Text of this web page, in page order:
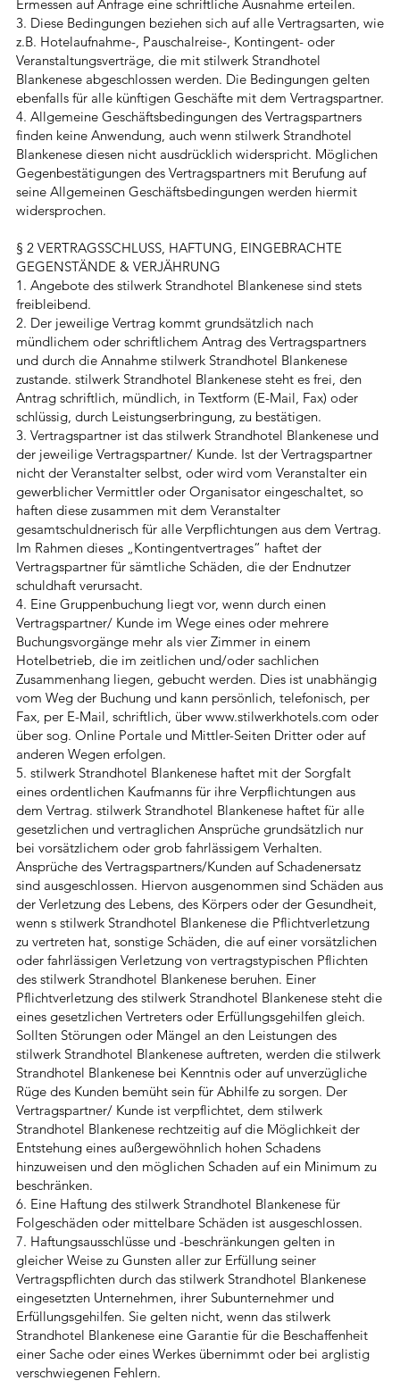
Ermessen auf Anfrage eine schriftliche Ausnahme erteilen.
3. Diese Bedingungen beziehen sich auf alle Vertragsarten, wie
z.B. Hotelaufnahme-, Pauschalreise-, Kontingent- oder
Veranstaltungsverträge, die mit stilwerk Strandhotel
Blankenese abgeschlossen werden. Die Bedingungen gelten
ebenfalls für alle künftigen Geschäfte mit dem Vertragspartner.
4. Allgemeine Geschäftsbedingungen des Vertragspartners
finden keine Anwendung, auch wenn stilwerk Strandhotel
Blankenese diesen nicht ausdrücklich widerspricht. Möglichen
Gegenbestätigungen des Vertragspartners mit Berufung auf
seine Allgemeinen Geschäftsbedingungen werden hiermit
widersprochen.
§ 2 VERTRAGSSCHLUSS, HAFTUNG, EINGEBRACHTE
GEGENSTÄNDE & VERJÄHRUNG
1. Angebote des stilwerk Strandhotel Blankenese sind stets
freibleibend.
2. Der jeweilige Vertrag kommt grundsätzlich nach
mündlichem oder schriftlichem Antrag des Vertragspartners
und durch die Annahme stilwerk Strandhotel Blankenese
zustande. stilwerk Strandhotel Blankenese steht es frei, den
Antrag schriftlich, mündlich, in Textform (E-Mail, Fax) oder
schlüssig, durch Leistungserbringung, zu bestätigen.
3. Vertragspartner ist das stilwerk Strandhotel Blankenese und
der jeweilige Vertragspartner/ Kunde. Ist der Vertragspartner
nicht der Veranstalter selbst, oder wird vom Veranstalter ein
gewerblicher Vermittler oder Organisator eingeschaltet, so
haften diese zusammen mit dem Veranstalter
gesamtschuldnerisch für alle Verpflichtungen aus dem Vertrag.
Im Rahmen dieses „Kontingentvertrages“ haftet der
Vertragspartner für sämtliche Schäden, die der Endnutzer
schuldhaft verursacht.
4. Eine Gruppenbuchung liegt vor, wenn durch einen
Vertragspartner/ Kunde im Wege eines oder mehrere
Buchungsvorgänge mehr als vier Zimmer in einem
Hotelbetrieb, die im zeitlichen und/oder sachlichen
Zusammenhang liegen, gebucht werden. Dies ist unabhängig
vom Weg der Buchung und kann persönlich, telefonisch, per
Fax, per E-Mail, schriftlich, über www.stilwerkhotels.com oder
über sog. Online Portale und Mittler-Seiten Dritter oder auf
anderen Wegen erfolgen.
5. stilwerk Strandhotel Blankenese haftet mit der Sorgfalt
eines ordentlichen Kaufmanns für ihre Verpflichtungen aus
dem Vertrag. stilwerk Strandhotel Blankenese haftet für alle
gesetzlichen und vertraglichen Ansprüche grundsätzlich nur
bei vorsätzlichem oder grob fahrlässigem Verhalten.
Ansprüche des Vertragspartners/Kunden auf Schadenersatz
sind ausgeschlossen. Hiervon ausgenommen sind Schäden aus
der Verletzung des Lebens, des Körpers oder der Gesundheit,
wenn s stilwerk Strandhotel Blankenese die Pflichtverletzung
zu vertreten hat, sonstige Schäden, die auf einer vorsätzlichen
oder fahrlässigen Verletzung von vertragstypischen Pflichten
des stilwerk Strandhotel Blankenese beruhen. Einer
Pflichtverletzung des stilwerk Strandhotel Blankenese steht die
eines gesetzlichen Vertreters oder Erfüllungsgehilfen gleich.
Sollten Störungen oder Mängel an den Leistungen des
stilwerk Strandhotel Blankenese auftreten, werden die stilwerk
Strandhotel Blankenese bei Kenntnis oder auf unverzügliche
Rüge des Kunden bemüht sein für Abhilfe zu sorgen. Der
Vertragspartner/ Kunde ist verpflichtet, dem stilwerk
Strandhotel Blankenese rechtzeitig auf die Möglichkeit der
Entstehung eines außergewöhnlich hohen Schadens
hinzuweisen und den möglichen Schaden auf ein Minimum zu
beschränken.
6. Eine Haftung des stilwerk Strandhotel Blankenese für
Folgeschäden oder mittelbare Schäden ist ausgeschlossen.
7. Haftungsausschlüsse und -beschränkungen gelten in
gleicher Weise zu Gunsten aller zur Erfüllung seiner
Vertragspflichten durch das stilwerk Strandhotel Blankenese
eingesetzten Unternehmen, ihrer Subunternehmer und
Erfüllungsgehilfen. Sie gelten nicht, wenn das stilwerk
Strandhotel Blankenese eine Garantie für die Beschaffenheit
einer Sache oder eines Werkes übernimmt oder bei arglistig
verschwiegenen Fehlern.